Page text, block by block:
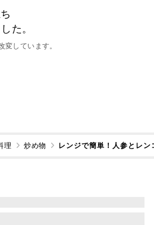
た。
しています。
理 炒め物 レンジで簡単！人参とレン